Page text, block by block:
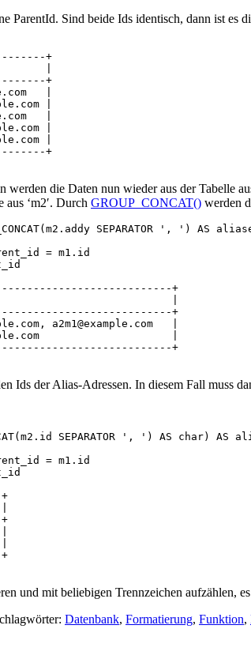
ParentId. Sind beide Ids identisch, dann ist es
+
|
+
|
|
|
|
|
+
werden die Daten nun wieder aus der Tabelle
aus ‘m2′. Durch GROUP_CONCAT() werden
SEPARATOR ', ') AS
= m1.id
+
|
+
a2m1@example.com   |
|
+
Ids der Alias-Adressen. In diesem Fall muss
SEPARATOR ', ') AS char) AS
= m1.id
und mit beliebigen Trennzeichen aufzählen,
Datenbank, Formatierung, Funktion,